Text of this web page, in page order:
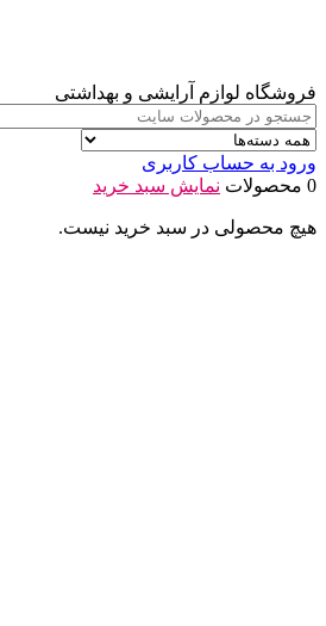
فروشگاه لوازم آرایشی و بهداشتی
ورود به حساب کاربری
0 محصولات
نمایش سبد خرید
هیچ محصولی در سبد خرید نیست.